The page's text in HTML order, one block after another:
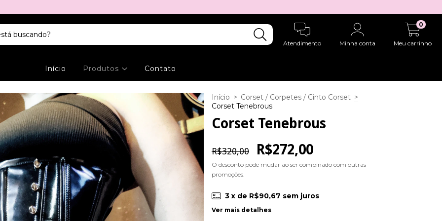
Atendimento Minha conta Meu carrinho
0
Início Produtos Contato
Início > Corset / Corpetes / Cinto Corset >
Corset Tenebrous
Corset Tenebrous
R$320,00 R$272,00
O desconto pode mudar ao ser combinado com outras
promoções.
3 x de R$90,67 sem juros
Ver mais detalhes